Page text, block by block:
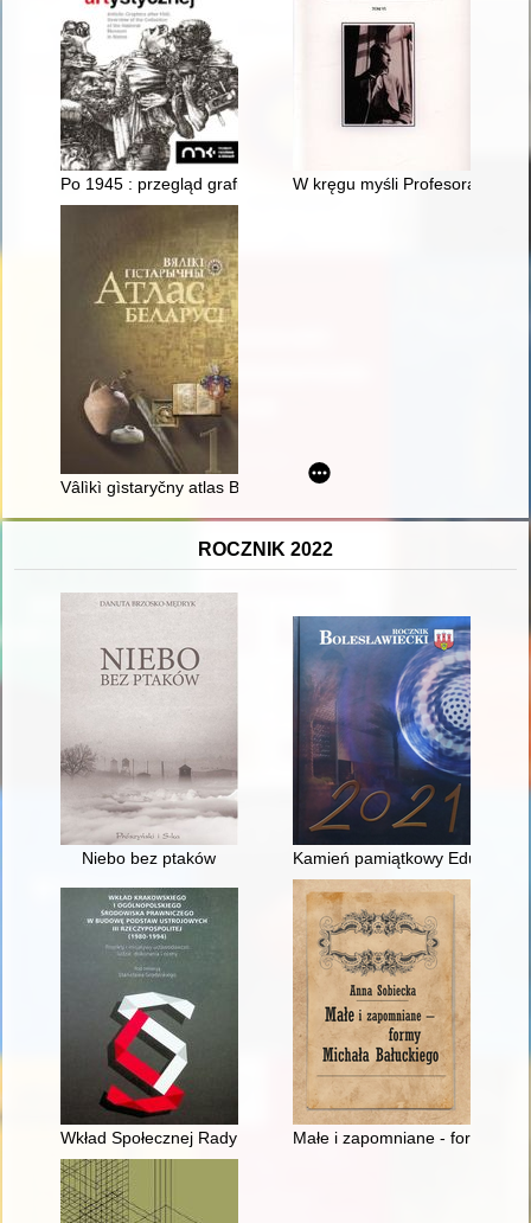
Po 1945 : przegląd grafiki artystycznej ze zbiorów Muzeum
W kręgu myśli Profesora Jana
Vâlìkì gìstaryčny atlas Belarusì. Tom 4
ROCZNIK 2022
Niebo bez ptaków Kamień pamiątkowy Eduarda
Wkład Społecznej Rady Legislacji w proces transformacji
Małe i zapomniane - formy